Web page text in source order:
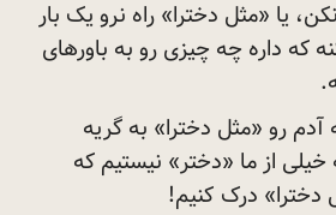
یا «مثل دخترا» راه نرو یک بار
که داره چه چیزی رو به باورهای
رو «مثل دخترا» به گریه
از ما «دختر» نیستیم که
دخترا» درک کنیم!